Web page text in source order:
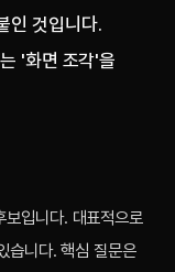
인 것입니다.
'화면 조각'을
입니다. 대표적으로
습니다. 핵심 질문은